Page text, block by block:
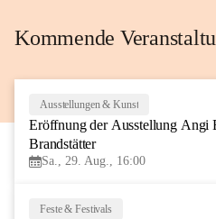
Kommende
Ausstellungen & Kunst
Eröffnung der Ausstellung Angi
Brandstätter
Sa., 29. Aug., 16:00
Feste & Festivals